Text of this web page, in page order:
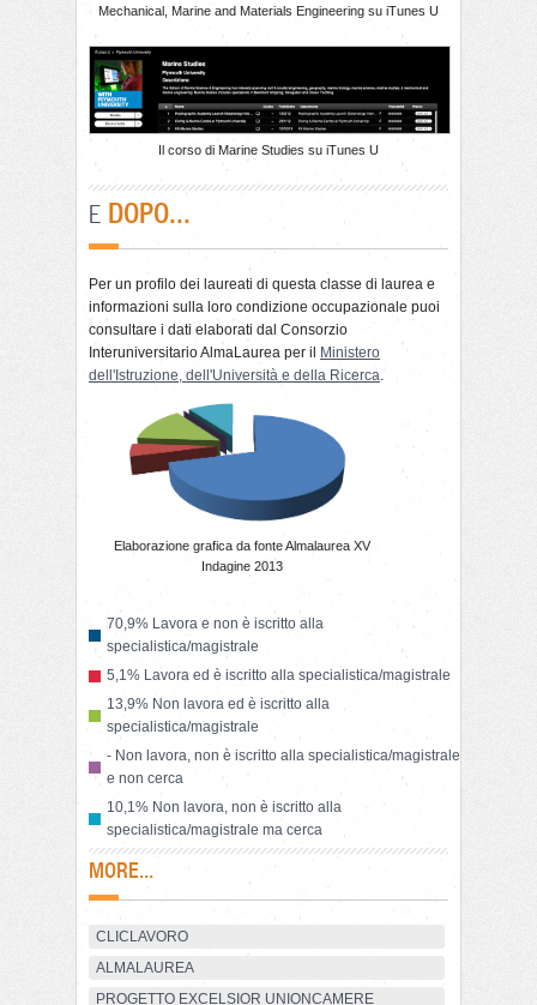
Mechanical, Marine and Materials Engineering su iTunes U
Il corso di Marine Studies su iTunes U
E DOPO...
Per un profilo dei laureati di questa classe di laurea e
informazioni sulla loro condizione occupazionale puoi
consultare i dati elaborati dal Consorzio
Interuniversitario AlmaLaurea per il Ministero
dell'Istruzione, dell'Università e della Ricerca
Elaborazione grafica da fonte Almalaurea XV
Indagine 2013
70,9% Lavora e non è iscritto alla
specialistica/magistrale
5,1% Lavora ed è iscritto alla specialistica/magistrale
13,9% Non lavora ed è iscritto alla
specialistica/magistrale
- Non lavora, non è iscritto alla specialistica/magistrale
e non cerca
10,1% Non lavora, non è iscritto alla
specialistica/magistrale ma cerca
MORE...
CLICLAVORO
ALMALAUREA
PROGETTO EXCELSIOR UNIONCAMERE